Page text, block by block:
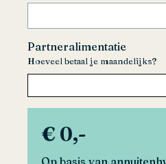
Partneralimentatie
Hoeveel betaal je maandelijks?
€ 0,-